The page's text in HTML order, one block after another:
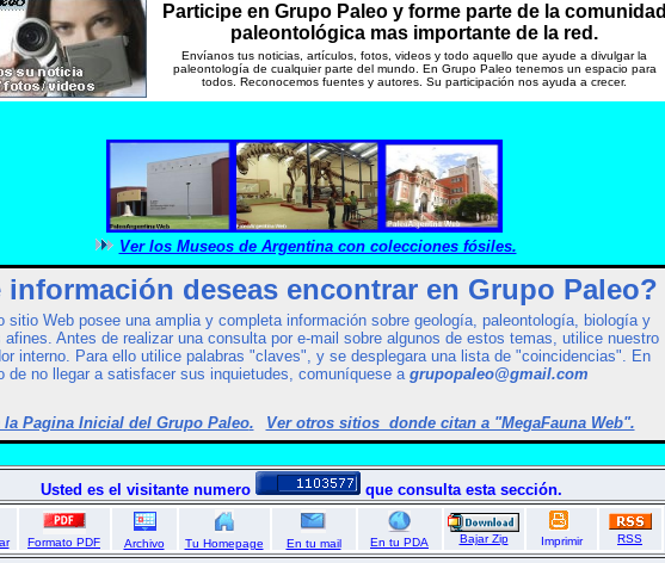
Participe en Grupo Paleo y forme parte de la comunidad
paleontológica mas importante de la red.
Envíanos tus noticias, artículos, fotos, videos y todo aquello que ayude a divulgar la
paleontología de cualquier parte del mundo. En Grupo Paleo tenemos un espacio para
todos. Reconocemos fuentes y autores. Su participación nos ayuda a crecer.
Ver los Museos de Argentina con colecciones fósiles.
información deseas encontrar en Grupo Paleo?
sitio Web posee una amplia y completa información sobre geología, paleontología, biología y
afines. Antes de realizar una consulta por e-mail sobre algunos de estos temas, utilice nuestro
interno. Para ello utilice palabras "claves", y se desplegara una lista de "coincidencias". En
de no llegar a satisfacer sus inquietudes, comuníquese a grupopaleo@gmail.com
la Pagina Inicial del Grupo Paleo. Ver otros sitios donde citan a "MegaFauna Web".
Usted es el visitante numero que consulta esta sección.
Formato PDF Archivo Tu Homepage En tu mail En tu PDA Bajar Zip Imprimir RSS